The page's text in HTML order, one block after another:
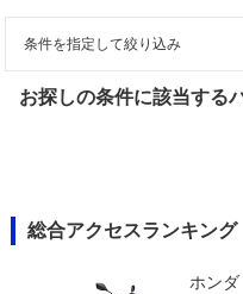
条件を指定して絞り込み
お探しの条件に該当する
総合アクセスランキング
ホンダ